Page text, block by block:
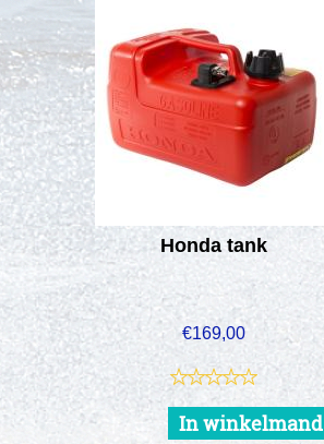
Honda tank
€169,00
In winkelmand